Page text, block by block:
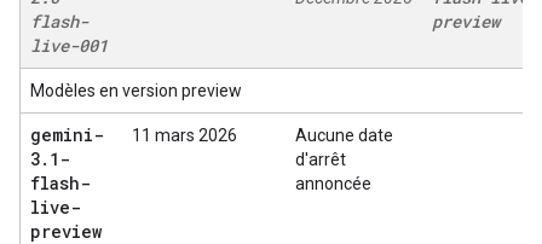
flash-
live-001
preview
Modèles en version preview
gemini-
3. 1-
flash-
live-
preview
11 mars 2026
Aucune date
d'arrêt
annoncée